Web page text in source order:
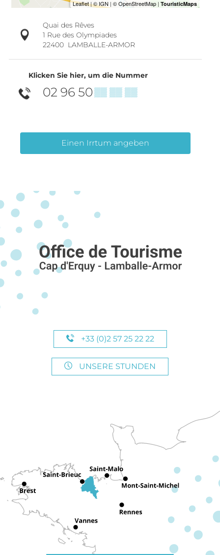
Quai des Rêves
1 Rue des Olympiades
22400 LAMBALLE-ARMOR
Klicken Sie hier, um die Nummer
02 96 50▒▒ ▒▒ ▒▒
Einen Irrtum angeben
+33 (0)2 57 25 22 22
UNSERE STUNDEN